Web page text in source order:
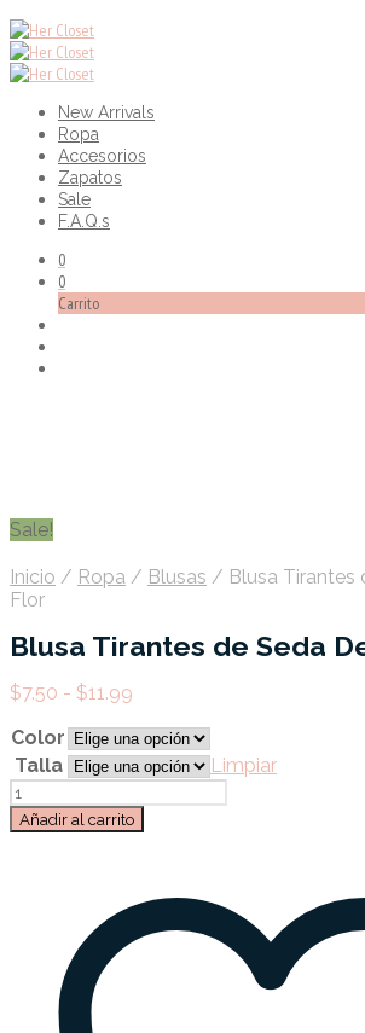
New Arrivals
Ropa
Accesorios
Zapatos
Sale
F.A.Q.s
0
0
Carrito
Sale!
Inicio / Ropa / Blusas / Blusa Tirantes
Flor
Blusa Tirantes de Seda
$7.50 - $11.99
precios:
desde
$7.50
hasta
$11.99
Color
Talla
Limpiar
Blusa
Tirantes
de
Añadir al carrito